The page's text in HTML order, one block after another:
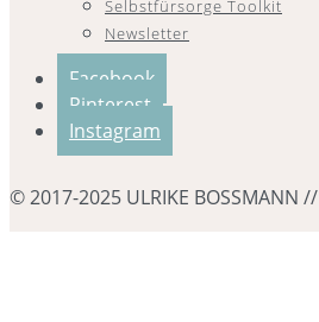
Selbstfürsorge Toolkit
Newsletter
Facebook
Pinterest
Instagram
© 2017-2025 ULRIKE BOSSMANN //